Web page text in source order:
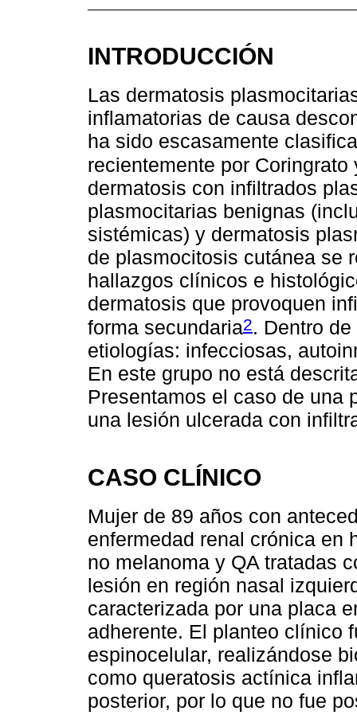
INTRODUCCIÓN
Las dermatosis
inflamatorias de causa
ha sido escasamente
recientemente por Coringrato
dermatosis con infiltrados
plasmocitarias benignas
sistémicas) y dermatosis
de plasmocitosis cutánea se
hallazgos clínicos e
dermatosis que provoquen
forma secundaria2. Dentro
etiologías: infecciosas,
En este grupo no está
Presentamos el caso de una
una lesión ulcerada con
CASO CLÍNICO
Mujer de 89 años con
enfermedad renal crónica en
no melanoma y QA tratadas
lesión en región nasal
caracterizada por una placa
adherente. El planteo clínico
espinocelular, realizándose
como queratosis actínica
posterior, por lo que no fue